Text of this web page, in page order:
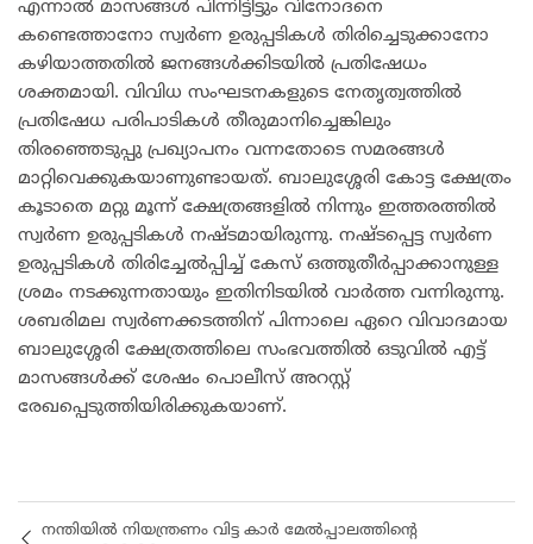
എന്നാൽ മാസങ്ങൾ പിന്നിട്ടിട്ടും വിനോദനെ
കണ്ടെത്താനോ സ്വർണ ഉരുപ്പടികൾ തിരിച്ചെടുക്കാനോ
കഴിയാത്തതിൽ ജനങ്ങൾക്കിടയിൽ പ്രതിഷേധം
ശക്തമായി. വിവിധ സംഘടനകളുടെ നേതൃത്വത്തിൽ
പ്രതിഷേധ പരിപാടികൾ തീരുമാനിച്ചെങ്കിലും
തിരഞ്ഞെടുപ്പു പ്രഖ്യാപനം വന്നതോടെ സമരങ്ങൾ
മാറ്റിവെക്കുകയാണുണ്ടായത്. ബാലുശ്ശേരി കോട്ട ക്ഷേത്രം
കൂടാതെ മറ്റു മൂന്ന് ക്ഷേത്രങ്ങളിൽ നിന്നും ഇത്തരത്തിൽ
സ്വർണ ഉരുപ്പടികൾ നഷ്ടമായിരുന്നു. നഷ്ടപ്പെട്ട സ്വർണ
ഉരുപ്പടികൾ തിരിച്ചേൽപ്പിച്ച് കേസ് ഒത്തുതീർപ്പാക്കാനുള്ള
ശ്രമം നടക്കുന്നതായും ഇതിനിടയിൽ വാർത്ത വന്നിരുന്നു.
ശബരിമല സ്വർണക്കടത്തിന് പിന്നാലെ ഏറെ വിവാദമായ
ബാലുശ്ശേരി ക്ഷേത്രത്തിലെ സംഭവത്തിൽ ഒടുവിൽ എട്ട്
മാസങ്ങൾക്ക് ശേഷം പൊലീസ് അറസ്റ്റ്
രേഖപ്പെടുത്തിയിരിക്കുകയാണ്.
നന്തിയിൽ നിയന്ത്രണം വിട്ട കാർ മേൽപ്പാലത്തിന്റെ